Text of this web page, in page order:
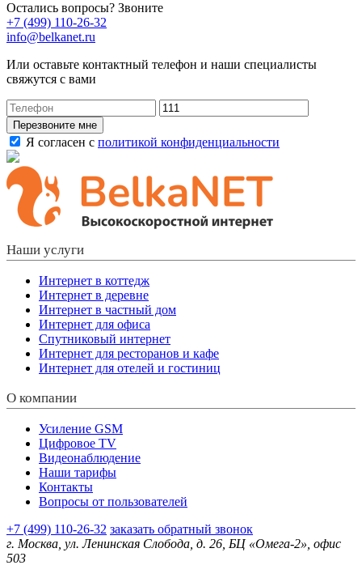
Остались вопросы? Звоните
+7 (499) 110-26-32
info@belkanet.ru
Или оставьте контактный телефон и наши специалисты
свяжутся с вами
Перезвоните мне
Я согласен с политикой конфиденциальности
Наши услуги
Интернет в коттедж
Интернет в деревне
Интернет в частный дом
Интернет для офиса
Спутниковый интернет
Интернет для ресторанов и кафе
Интернет для отелей и гостиниц
О компании
Усиление GSM
Цифровое TV
Видеонаблюдение
Наши тарифы
Контакты
Вопросы от пользователей
+7 (499) 110-26-32 заказать обратный звонок
г. Москва, ул. Ленинская Слобода, д. 26, БЦ «Омега-2», офис
503